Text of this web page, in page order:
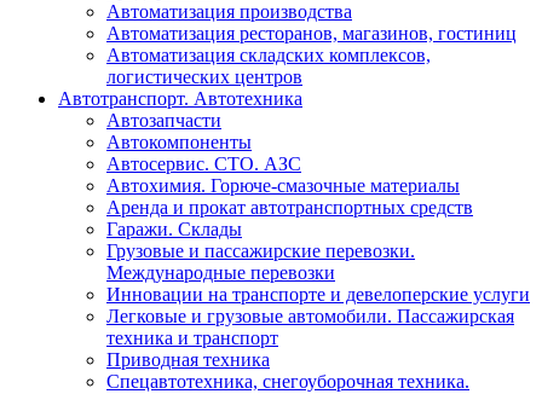
Автоматизация производства
Автоматизация ресторанов, магазинов, гостиниц
Автоматизация складских комплексов,
логистических центров
Автотранспорт. Автотехника
Автозапчасти
Автокомпоненты
Автосервис. СТО. АЗС
Автохимия. Горюче-смазочные материалы
Аренда и прокат автотранспортных средств
Гаражи. Склады
Грузовые и пассажирские перевозки.
Международные перевозки
Инновации на транспорте и девелоперские услуги
Легковые и грузовые автомобили. Пассажирская
техника и транспорт
Приводная техника
Спецавтотехника, снегоуборочная техника.